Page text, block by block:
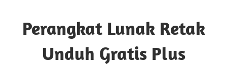
ke
konten
Perangkat Lunak Retak
Unduh Gratis Plus